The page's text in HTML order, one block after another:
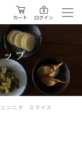
カート ログイン
ップ
ニンニク スライス